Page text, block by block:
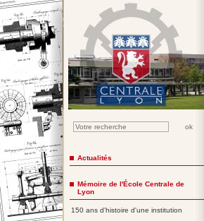
Actualités
Mémoire de l'École Centrale de
Lyon
150 ans d'histoire d'une institution